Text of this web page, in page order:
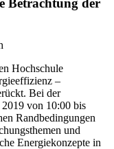
Betrachtung der
Hochschule
–
Bei der
von 10:00 bis
Randbedingungen
und
Energiekonzepte in